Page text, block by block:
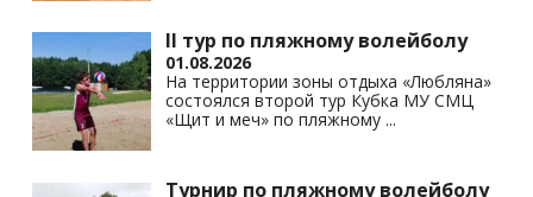
II тур по пляжному волейболу
01.08.2026
На территории зоны отдыха «Любляна»
состоялся второй тур Кубка МУ СМЦ
«Щит и меч» по пляжному ...
Турнир по пляжному волейболу